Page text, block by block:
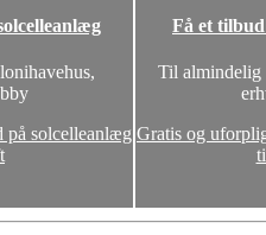
på solcelleanlæg
Få et
Til almindelig
Gratis og